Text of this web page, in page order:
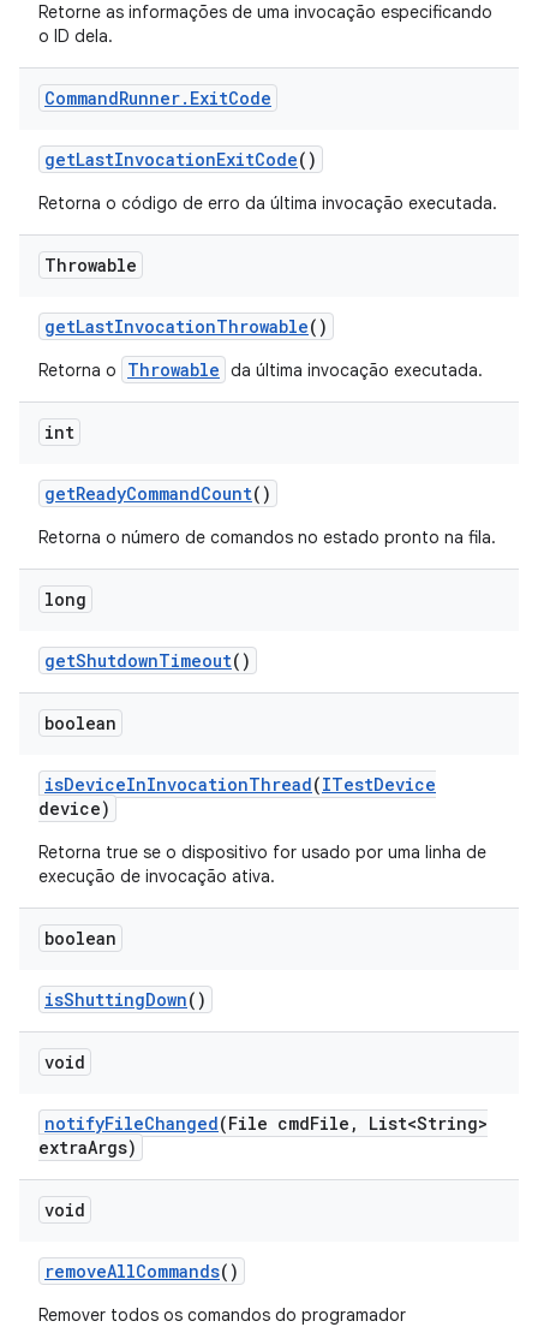
Retorne as informações de uma invocação especificando
o ID dela.
CommandRunner. ExitCode
getLastInvocationExitCode()
Retorna o código de erro da última invocação executada.
Throwable
getLastInvocationThrowable()
Retorna o Throwable da última invocação executada.
int
getReadyCommandCount()
Retorna o número de comandos no estado pronto na fila.
long
getShutdownTimeout()
boolean
isDeviceInInvocationThread(ITestDevice
device)
Retorna true se o dispositivo for usado por uma linha de
execução de invocação ativa.
boolean
isShuttingDown()
void
notifyFileChanged(File cmdFile ,
List<String>
extraArgs)
void
removeAllCommands()
Remover todos os comandos do programador